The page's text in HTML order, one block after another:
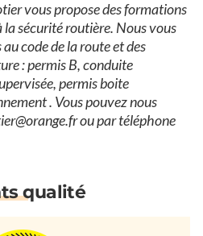
vous propose des formations
la sécurité routière. Nous vous
code de la route et des
: permis B, conduite
permis boite
. Vous pouvez nous
ou par téléphone
qualité